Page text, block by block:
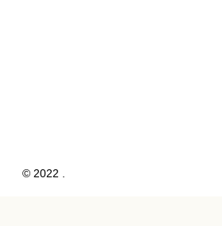
© 2022 .